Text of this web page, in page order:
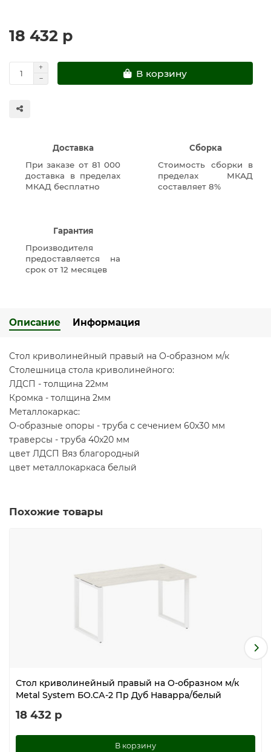
18 432 р
В корзину
Доставка
При заказе от 81 000
доставка в пределах
МКАД бесплатно
Сборка
Стоимость сборки в
пределах МКАД
составляет 8%
Гарантия
Производителя
предоставляется на
срок от 12 месяцев
Описание Информация
Стол криволинейный правый на О-образном м/к
Столешница стола криволинейного:
ЛДСП - толщина 22мм
Кромка - толщина 2мм
Металлокаркас:
О-образные опоры - труба с сечением 60х30 мм
траверсы - труба 40х20 мм
цвет ЛДСП Вяз благородный
цвет металлокаркаса белый
Похожие товары
Стол криволинейный правый на О-образном м/к
Metal System БО.СА-2 Пр Дуб Наварра/белый
18 432 р
В корзину